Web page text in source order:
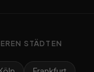
STÄDTEN